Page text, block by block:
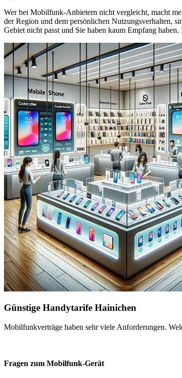
Wer bei Mobilfunk-Anbietern nicht vergleicht, macht
der Region und dem persönlichen Nutzungsverhalten,
Gebiet nicht passt und Sie haben kaum Empfang
Günstige Handytarife Hainichen
Mobilfunkverträge haben sehr viele Anforderungen.
Fragen zum Mobilfunk-Gerät